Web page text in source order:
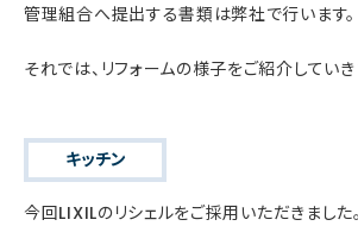
管理組合へ提出する書類は弊社で行います。
それでは、リフォームの様子をご紹介していき
キッチン
今回LIXILのリシェルをご採用いただきました。